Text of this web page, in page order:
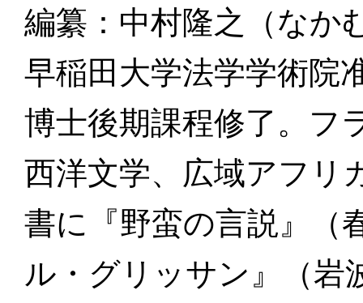
編纂：中村隆之（なか
早稲田大学法学学術院
博士後期課程修了。フ
西洋文学、広域アフリ
書に『野蛮の言説』（
ル・グリッサン』（岩